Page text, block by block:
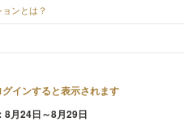
ンとは？
インすると表示されます
8月24日～8月29日